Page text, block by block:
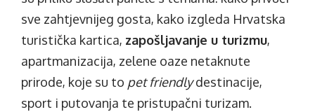
sve zahtjevnijeg gosta, kako izgleda Hrvatska
turistička kartica, zapošljavanje u turizmu,
apartmanizacija, zelene oaze netaknute
prirode, koje su to pet friendlydestinacije,
sport i putovanja te pristupačni turizam.